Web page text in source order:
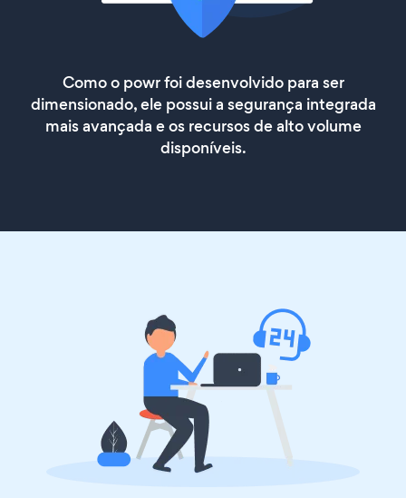
Como o powr foi desenvolvido para ser
dimensionado, ele possui a segurança integrada
mais avançada e os recursos de alto volume
disponíveis.